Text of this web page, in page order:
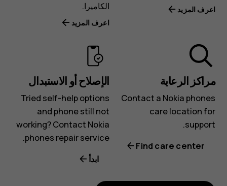
اعرف المزيد
الكاميرا.
اعرف المزيد
مراكز الرعاية
Contact a Nokia phones
care location for
support.
Find care center
الإصلاح أو الاستبدال
Tried self-help options
and phone still not
working? Contact Nokia
phones repair service.
ابدأ